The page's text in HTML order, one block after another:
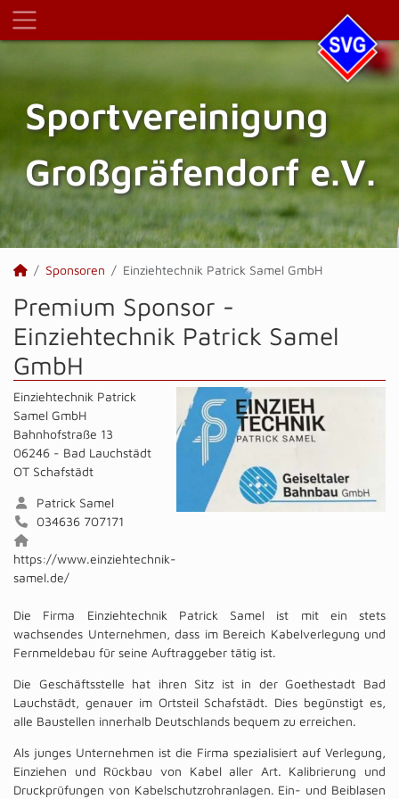
Sportvereinigung
Großgräfendorf e.V.
Sponsoren Einziehtechnik Patrick Samel GmbH
Premium Sponsor -
Einziehtechnik Patrick Samel
GmbH
Einziehtechnik Patrick
Samel GmbH
Bahnhofstraße 13
06246 - Bad Lauchstädt
OT Schafstädt
Patrick Samel
034636 707171
https://www.einziehtechnik-
samel.de/
Die Firma Einziehtechnik Patrick Samel ist mit ein stets
wachsendes Unternehmen, dass im Bereich Kabelverlegung und
Fernmeldebau für seine Auftraggeber tätig ist.
Die Geschäftsstelle hat ihren Sitz ist in der Goethestadt Bad
Lauchstädt, genauer im Ortsteil Schafstädt. Dies begünstigt es,
alle Baustellen innerhalb Deutschlands bequem zu erreichen.
Als junges Unternehmen ist die Firma spezialisiert auf Verlegung,
Einziehen und Rückbau von Kabel aller Art. Kalibrierung und
Druckprüfungen von Kabelschutzrohranlagen. Ein- und Beiblasen